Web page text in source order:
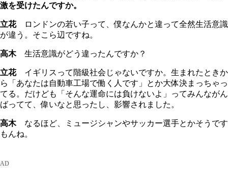
激を受けたんですか。
立花ロンドンの若い子って、僕なんかと違って全然生活意識
が違う。そこら辺ですね。
高木生活意識がどう違ったんですか？
立花イギリスって階級社会じゃないですか。生まれたときか
ら「あなたは自動車工場で働く人です」とか大体決まっちゃっ
てる。だけども「そんな運命には負けないよ」ってみんながん
ばってて、偉いなと思ったし、影響されました。
高木なるほど、ミュージシャンやサッカー選手とかそうです
もんね。